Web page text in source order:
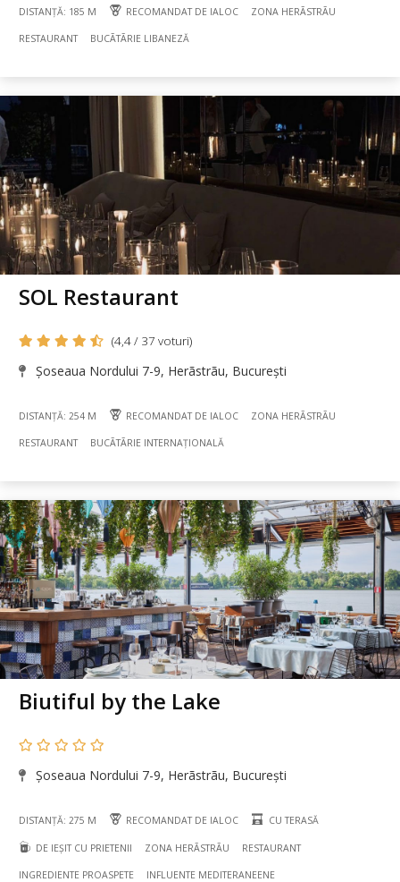
DISTANȚĂ: 185 M RECOMANDAT DE IALOC ZONA HERÃSTRÃU
RESTAURANT BUCÃTÃRIE LIBANEZĂ
SOL Restaurant
(4,4 / 37 voturi)
Șoseaua Nordului 7-9, Herãstrãu, București
DISTANȚĂ: 254 M RECOMANDAT DE IALOC ZONA HERÃSTRÃU
RESTAURANT BUCÃTÃRIE INTERNAȚIONALĂ
Biutiful by the Lake
Șoseaua Nordului 7-9, Herãstrãu, București
DISTANȚĂ: 275 M RECOMANDAT DE IALOC CU TERASĂ
DE IEȘIT CU PRIETENII ZONA HERÃSTRÃU RESTAURANT
INGREDIENTE PROASPETE INFLUENTE MEDITERANEENE